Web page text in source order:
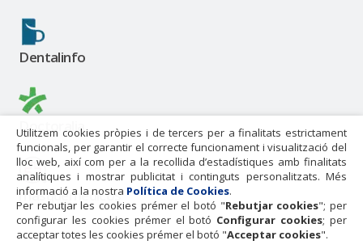
Dentalinfo
Doctoralia
masquemedicos
Utilitzem cookies pròpies i de tercers per a finalitats estrictament
funcionals, per garantir el correcte funcionament i visualització del
lloc web, així com per a la recollida d’estadístiques amb finalitats
analítiques i mostrar publicitat i continguts personalitzats. Més
informació a la nostra Política de Cookies.
Per rebutjar les cookies prémer el botó "Rebutjar cookies"; per
configurar les cookies prémer el botó Configurar cookies; per
acceptar totes les cookies prémer el botó "Acceptar cookies".